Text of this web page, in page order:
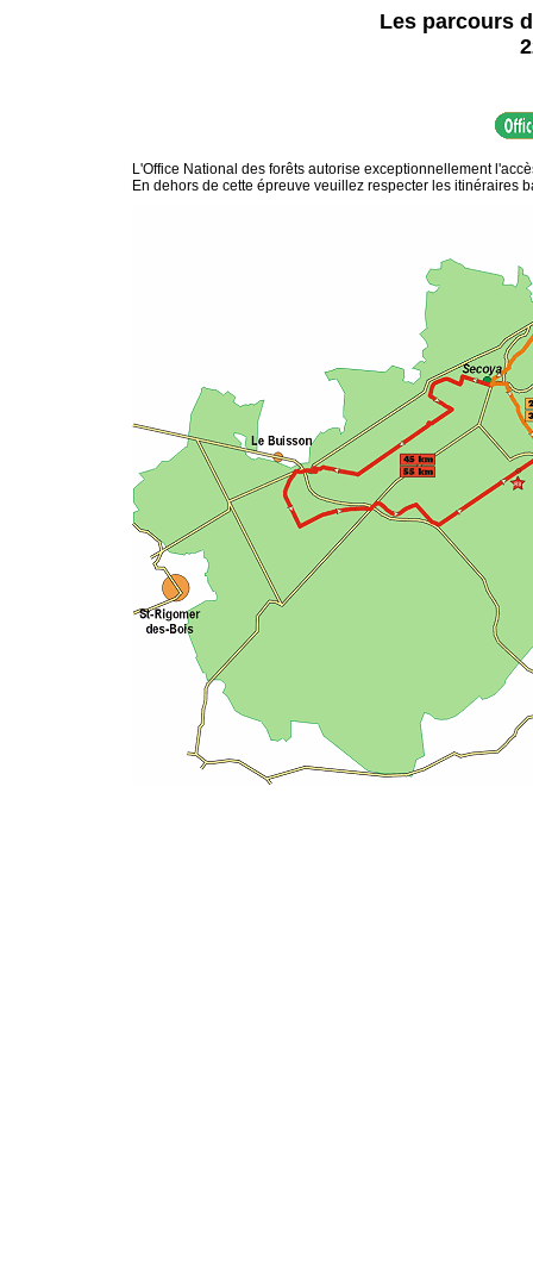
Les parcours
L'Office National des forêts autorise exceptionnellement
En dehors de cette épreuve veuillez respecter les itinéraires